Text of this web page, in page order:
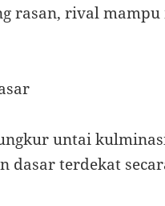
rasan, rival
untai
dasar terdekat